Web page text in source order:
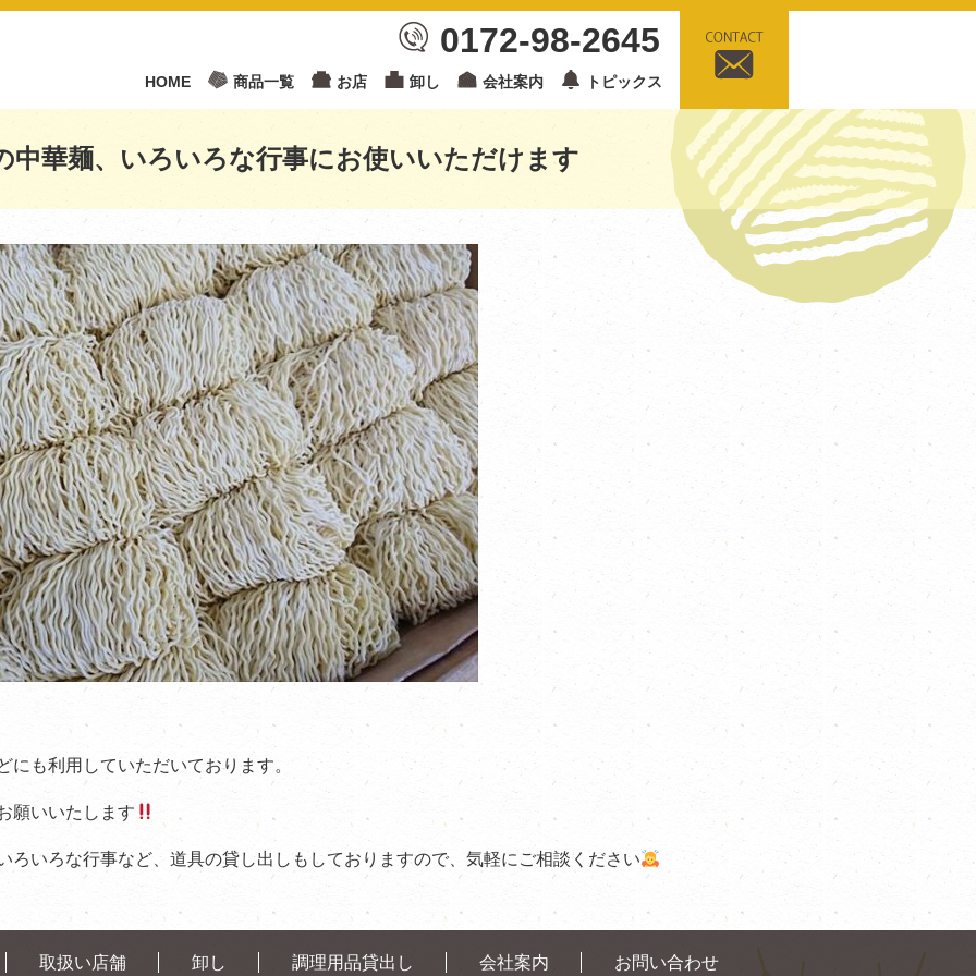
0172-98-2645
HOME 商品一覧 お店 卸し 会社案内 トピックス
中華麺、いろいろな行事にお使いいただけます
も利用していただいております。
願いいたします
ろいろな行事など、道具の貸し出しもしておりますので、気軽にご相談ください
取扱い店舗 卸し 調理用品貸出し 会社案内 お問い合わせ